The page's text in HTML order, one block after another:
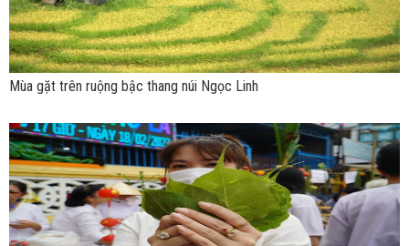
Mùa gặt trên ruộng bậc thang núi Ngọc Linh